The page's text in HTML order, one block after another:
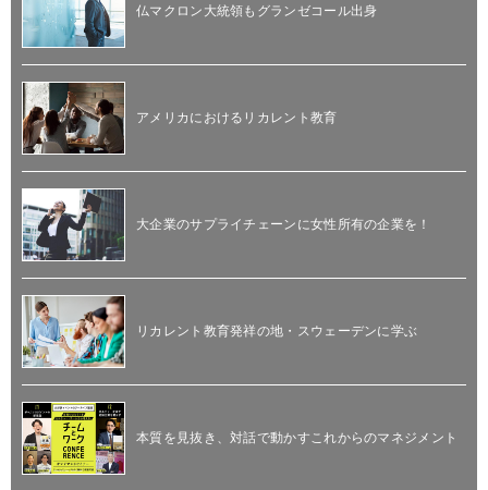
仏マクロン大統領もグランゼコール出身
アメリカにおけるリカレント教育
大企業のサプライチェーンに女性所有の企業を！
リカレント教育発祥の地・スウェーデンに学ぶ
本質を見抜き、対話で動かすこれからのマネジメント